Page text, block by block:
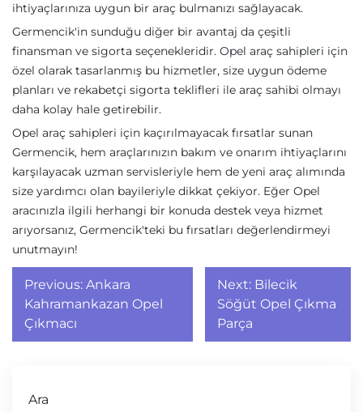
ihtiyaçlarınıza uygun bir araç bulmanızı sağlayacak.
Germencik'in sunduğu diğer bir avantaj da çeşitli
finansman ve sigorta seçenekleridir. Opel araç sahipleri için
özel olarak tasarlanmış bu hizmetler, size uygun ödeme
planları ve rekabetçi sigorta teklifleri ile araç sahibi olmayı
daha kolay hale getirebilir.
Opel araç sahipleri için kaçırılmayacak fırsatlar sunan
Germencik, hem araçlarınızın bakım ve onarım ihtiyaçlarını
karşılayacak uzman servisleriyle hem de yeni araç alımında
size yardımcı olan bayileriyle dikkat çekiyor. Eğer Opel
aracınızla ilgili herhangi bir konuda destek veya hizmet
arıyorsanız, Germencik'teki bu fırsatları değerlendirmeyi
unutmayın!
Yazı
gezinmesi
Previous: Ankara
Kahramankazan Opel
Çıkmacı
Next: Bilecik
Söğüt Opel Çıkma
Parça
Ara